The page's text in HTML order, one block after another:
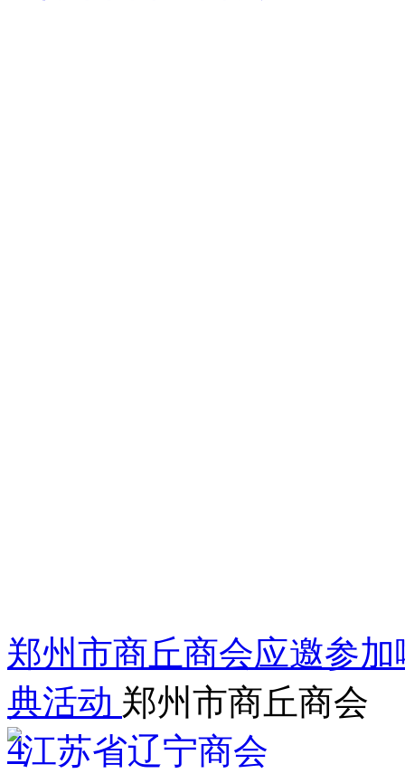
郑州市商丘商会应邀参
典活动 郑州市商丘商会
4